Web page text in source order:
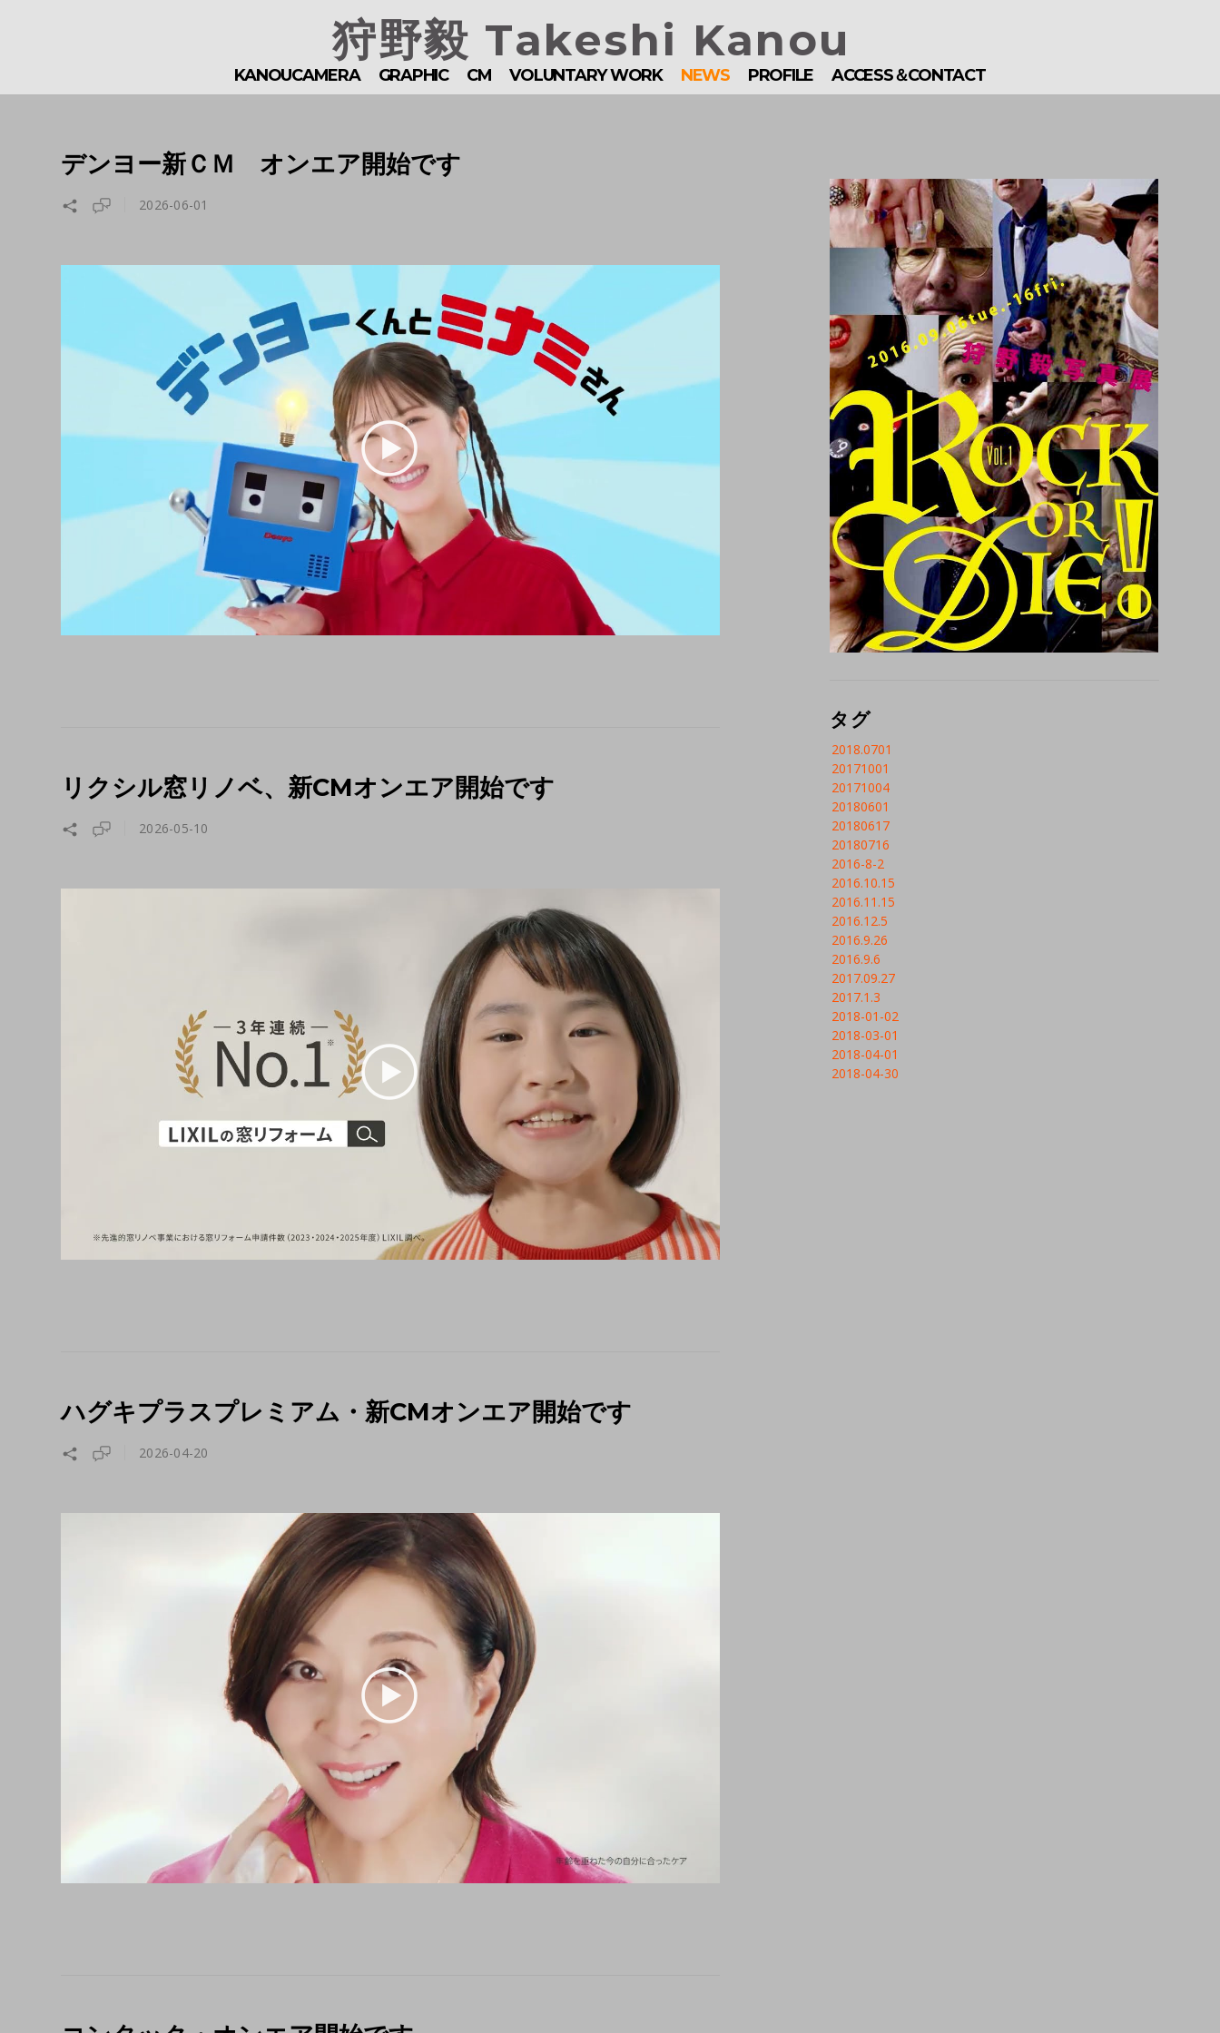
狩野毅 Takeshi Kanou
KANOUCAMERA GRAPHIC CM VOLUNTARY WORK NEWS PROFILE ACCESS＆CONTACT
デンヨー新ＣＭ オンエア開始です
2026-06-01
リクシル窓リノベ、新CMオンエア開始です
2026-05-10
ハグキプラスプレミアム・新CMオンエア開始です
2026-04-20
タグ
2018.0701
20171001
20171004
20180601
20180617
20180716
2016-8-2
2016.10.15
2016.11.15
2016.12.5
2016.9.26
2016.9.6
2017.09.27
2017.1.3
2018-01-02
2018-03-01
2018-04-01
2018-04-30